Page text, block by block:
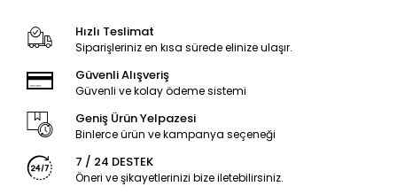
Hızlı Teslimat
Siparişleriniz en kısa sürede elinize ulaşır.
Güvenli Alışveriş
Güvenli ve kolay ödeme sistemi
Geniş Ürün Yelpazesi
Binlerce ürün ve kampanya seçeneği
7 / 24 DESTEK
Öneri ve şikayetlerinizi bize iletebilirsiniz.